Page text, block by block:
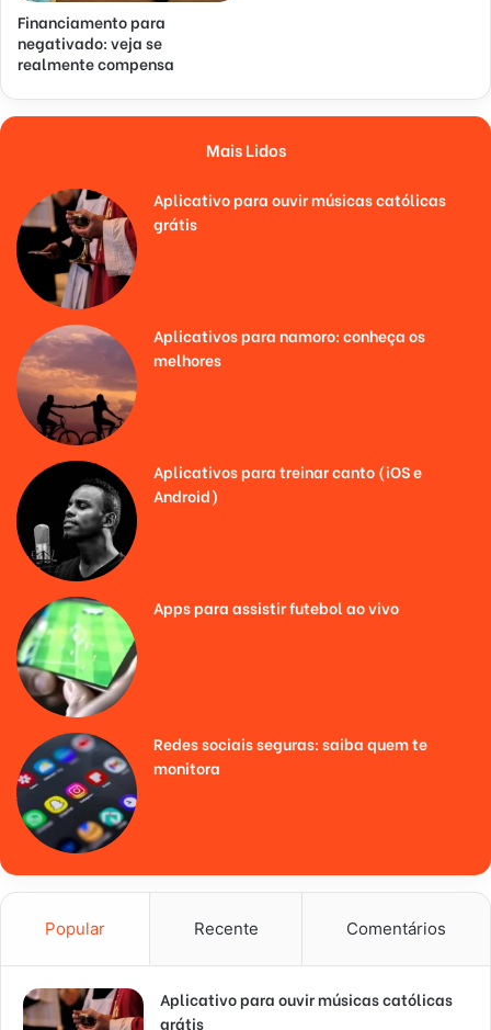
Financiamento para
negativado: veja se
realmente compensa
Mais Lidos
Aplicativo para ouvir músicas católicas
grátis
Aplicativos para namoro: conheça os
melhores
Aplicativos para treinar canto (iOS e
Android)
Apps para assistir futebol ao vivo
Redes sociais seguras: saiba quem te
monitora
Popular Recente Comentários
Aplicativo para ouvir músicas católicas
grátis